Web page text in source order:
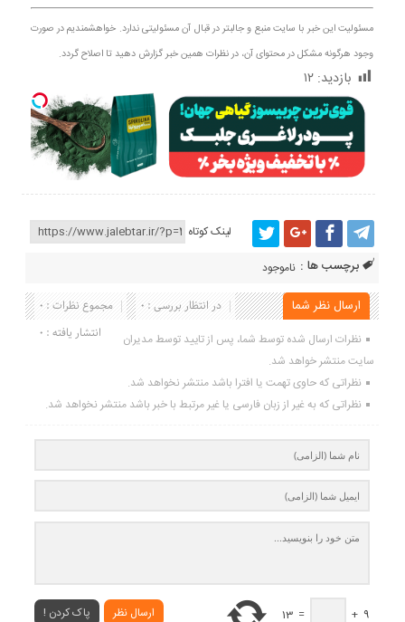
مسئولیت این خبر با سایت منبع و جالبتر در قبال آن مسئولیتی ندارد. خواهشمندیم در صورت
وجود هرگونه مشکل در محتوای آن، در نظرات همین خبر گزارش دهید تا اصلاح گردد.
بازدید: ۱۲
لینک کوتاه
برچسب ها : ناموجود
ارسال نظر شما مجموع نظرات : 0
در انتظار بررسی : 0
انتشار یافته : 0
نظرات ارسال شده توسط شما، پس از تایید توسط مدیران
سایت منتشر خواهد شد.
نظراتی که حاوی تهمت یا افترا باشد منتشر نخواهد شد.
نظراتی که به غیر از زبان فارسی یا غیر مرتبط با خبر باشد منتشر نخواهد شد.
ارسال نظر پاک کردن ! 9
+
=
13